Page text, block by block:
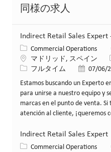
同様の求人
Indirect Retail Sales Expert
カテゴリー
Commercial Operations
場所マドリッド, スペイン
役職フルタイム 投稿日07/06/
Estamos buscando un Experto
para unirse a nuestro equipo y
marcas en el punto de venta.
atención al cliente, ¡queremos
Indirect Retail Sales Expert
カテゴリー
Commercial Operations